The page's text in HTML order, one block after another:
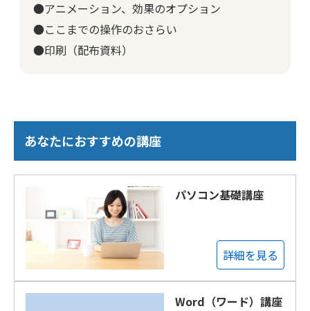
●アニメーション、効果のオプション
●ここまでの操作のおさらい
●印刷（配布資料）
あなたにおすすめの講座
パソコン基礎講座
詳細を見る
Word（ワード）講座